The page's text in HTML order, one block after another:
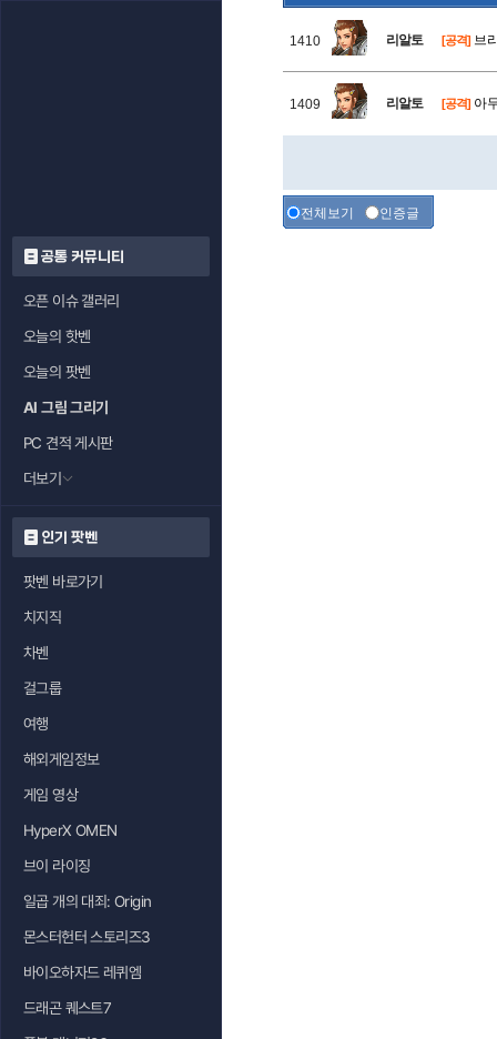
공통 커뮤니티
오픈 이슈 갤러리
오늘의 핫벤
오늘의 팟벤
AI 그림 그리기
PC 견적 게시판
더보기
인기 팟벤
팟벤 바로가기
치지직
차벤
걸그룹
여행
해외게임정보
게임 영상
HyperX OMEN
브이 라이징
일곱 개의 대죄: Origin
몬스터헌터 스토리즈3
바이오하자드 레퀴엠
드래곤 퀘스트7
1410 리알토 [공격] 브
1409 리알토 [공격] 아
전체보기 인증글